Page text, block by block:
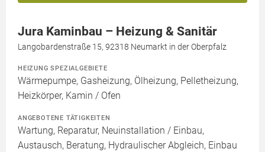
Jura Kaminbau – Heizung & Sanitär
Langobardenstraße 15, 92318 Neumarkt in der Oberpfalz
HEIZUNG SPEZIALGEBIETE
Wärmepumpe, Gasheizung, Ölheizung, Pelletheizung,
Heizkörper, Kamin / Ofen
ANGEBOTENE TÄTIGKEITEN
Wartung, Reparatur, Neuinstallation / Einbau,
Austausch, Beratung, Hydraulischer Abgleich, Einbau